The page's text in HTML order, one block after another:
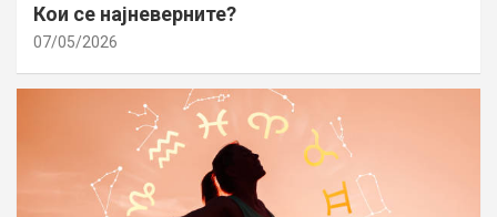
Кои се најневерните?
07/05/2026